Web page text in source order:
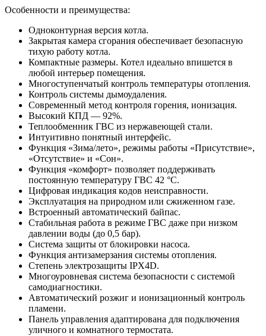
Особенности и преимущества:
Одноконтурная версия котла.
Закрытая камера сгорания обеспечивает безопасную
тихую работу котла.
Компактные размеры. Котел идеально впишется в
любой интерьер помещения.
Многоступенчатый контроль температуры отопления.
Контроль системы дымоудаления.
Современный метод контроля горения, ионизация.
Высокий КПД — 92%.
Теплообменник ГВС из нержавеющей стали.
Интуитивно понятный интерфейс.
Функция «Зима/лето», режимы работы «Присутствие»,
«Отсутствие» и «Сон».
Функция «комфорт» позволяет поддерживать
постоянную температуру ГВС 42 °С.
Цифровая индикация кодов неисправности.
Эксплуатация на природном или сжиженном газе.
Встроенный автоматический байпас.
Стабильная работа в режиме ГВС даже при низком
давлении воды (до 0,5 бар).
Система защиты от блокировки насоса.
Функция антизамерзания системы отопления.
Степень электрозащиты IPX4D.
Многоуровневая система безопасности с системой
самодиагностики.
Автоматический розжиг и ионизационный контроль
пламени.
Панель управления адаптирована для подключения
уличного и комнатного термостата.